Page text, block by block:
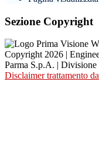
Sezione Copyright
Copyright 2026 |
Parma S.p.A. |
Disclaimer trattamento